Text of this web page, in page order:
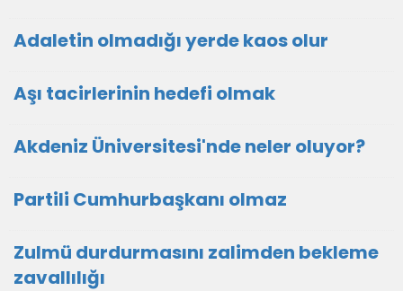
Adaletin olmadığı yerde kaos olur
Aşı tacirlerinin hedefi olmak
Akdeniz Üniversitesi'nde neler oluyor?
Partili Cumhurbaşkanı olmaz
Zulmü durdurmasını zalimden bekleme
zavallılığı